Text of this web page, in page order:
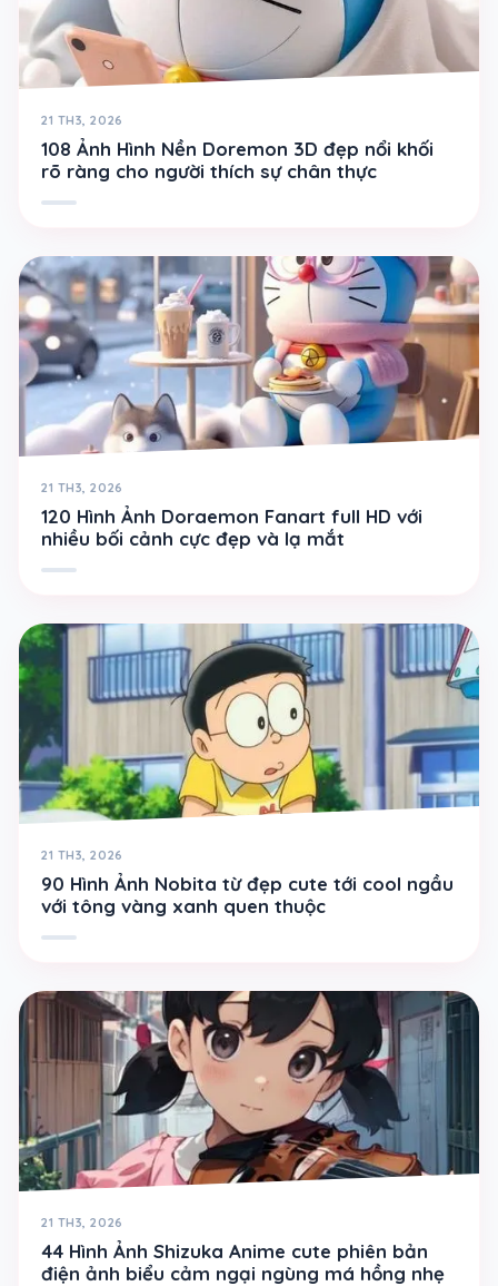
21 TH3, 2026
108 Ảnh Hình Nền Doremon 3D đẹp nổi khối
rõ ràng cho người thích sự chân thực
21 TH3, 2026
120 Hình Ảnh Doraemon Fanart full HD với
nhiều bối cảnh cực đẹp và lạ mắt
21 TH3, 2026
90 Hình Ảnh Nobita từ đẹp cute tới cool ngầu
với tông vàng xanh quen thuộc
21 TH3, 2026
44 Hình Ảnh Shizuka Anime cute phiên bản
điện ảnh biểu cảm ngại ngùng má hồng nhẹ